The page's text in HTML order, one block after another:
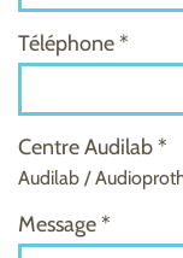
Téléphone *
Centre Audilab *
Audilab /
Message *